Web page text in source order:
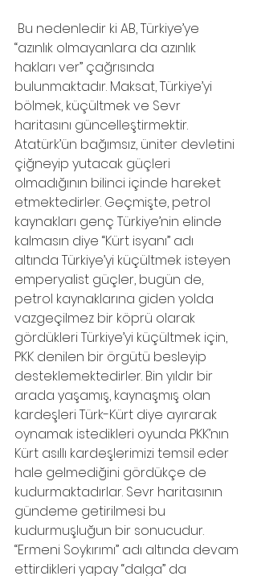
“azınlık olmayanlara da azınlık
hakları ver” çağrısında
bulunmaktadır. Maksat, Türkiye’yi
bölmek, küçültmek ve Sevr
haritasını güncelleştirmektir.
Atatürk’ün bağımsız, üniter devletini
çiğneyip yutacak güçleri
olmadığının bilinci içinde hareket
etmektedirler. Geçmişte, petrol
kaynakları genç Türkiye’nin elinde
kalmasın diye “Kürt isyanı” adı
altında Türkiye’yi küçültmek isteyen
emperyalist güçler, bugün de,
petrol kaynaklarına giden yolda
vazgeçilmez bir köprü olarak
gördükleri Türkiye’yi küçültmek için,
PKK denilen bir örgütü besleyip
desteklemektedirler. Bin yıldır bir
arada yaşamış, kaynaşmış olan
kardeşleri Türk-Kürt diye ayırarak
oynamak istedikleri oyunda PKK’nın
Kürt asıllı kardeşlerimizi temsil eder
hale gelmediğini gördükçe de
kudurmaktadırlar. Sevr haritasının
gündeme getirilmesi bu
kudurmuşluğun bir sonucudur.
“Ermeni Soykırımı” adı altında devam
ettirdikleri yapay “dalga” da